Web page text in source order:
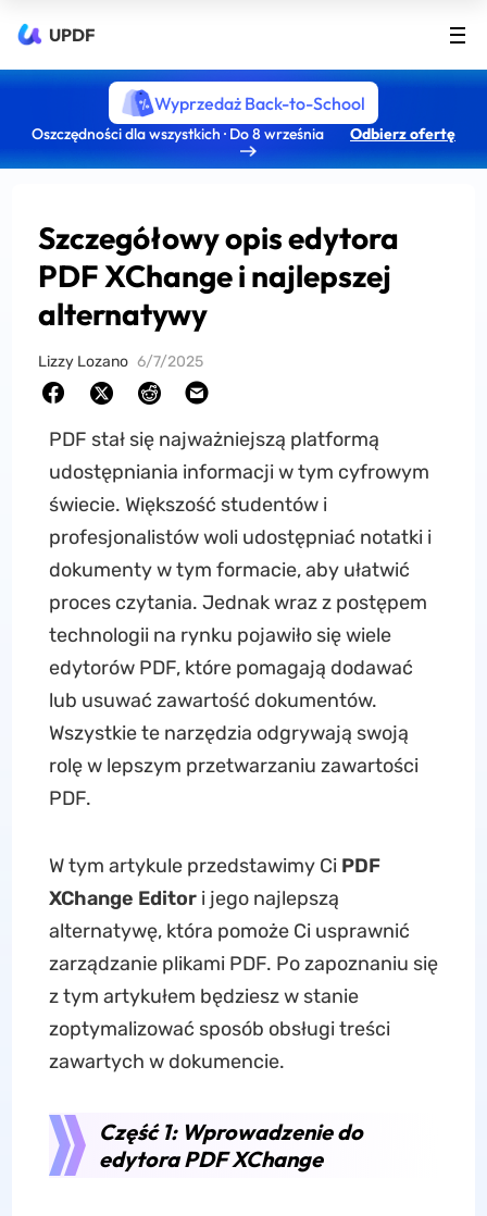
UPDF
Wyprzedaż Back-to-School
Oszczędności dla wszystkich · Do 8 września Odbierz ofertę
Szczegółowy opis edytora
PDF XChange i najlepszej
alternatywy
Lizzy Lozano 6/7/2025
PDF stał się najważniejszą platformą
udostępniania informacji w tym cyfrowym
świecie. Większość studentów i
profesjonalistów woli udostępniać notatki i
dokumenty w tym formacie, aby ułatwić
proces czytania. Jednak wraz z postępem
technologii na rynku pojawiło się wiele
edytorów PDF, które pomagają dodawać
lub usuwać zawartość dokumentów.
Wszystkie te narzędzia odgrywają swoją
rolę w lepszym przetwarzaniu zawartości
PDF.
W tym artykule przedstawimy Ci PDF
XChange Editori jego najlepszą
alternatywę, która pomoże Ci usprawnić
zarządzanie plikami PDF. Po zapoznaniu się
z tym artykułem będziesz w stanie
zoptymalizować sposób obsługi treści
zawartych w dokumencie.
Część 1: Wprowadzenie do
edytora PDF XChange